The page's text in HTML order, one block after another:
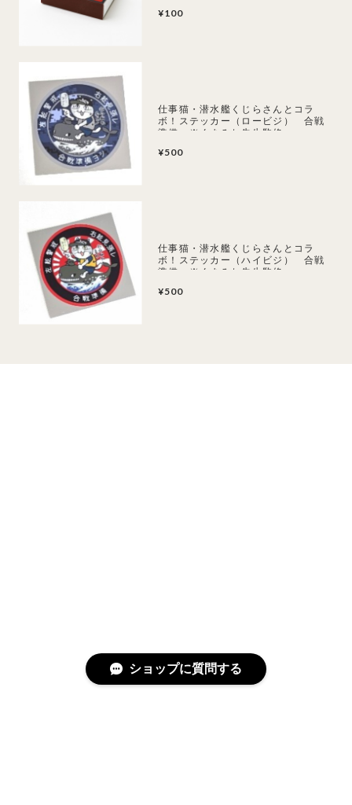
¥100
仕事猫・潜水艦くじらさんとコラ
ボ！ステッカー（ロービジ） 合戦
準備 ※くまみね先生監修
¥500
仕事猫・潜水艦くじらさんとコラ
ボ！ステッカー（ハイビジ） 合戦
準備 ※くまみね先生監修
¥500
ショップに質問する